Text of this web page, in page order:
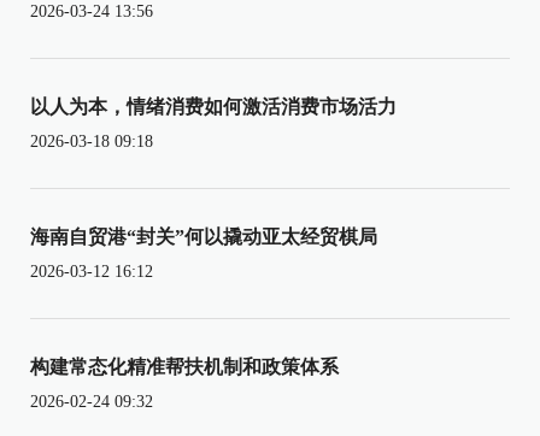
2026-03-24 13:56
以人为本，情绪消费如何激活消费市场活力
2026-03-18 09:18
海南自贸港“封关”何以撬动亚太经贸棋局
2026-03-12 16:12
构建常态化精准帮扶机制和政策体系
2026-02-24 09:32